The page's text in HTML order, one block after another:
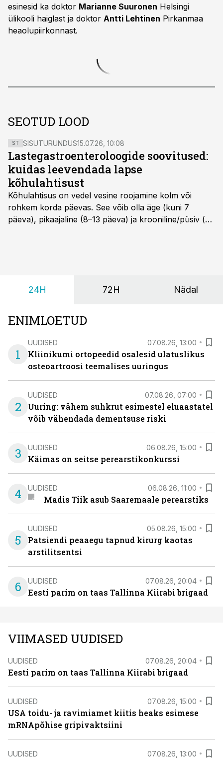
esinesid ka doktor Marianne Suuronen Helsingi
ülikooli haiglast ja doktor Antti Lehtinen Pirkanmaa
heaolupiirkonnast.
SEOTUD LOOD
ST SISUTURUNDUS15.07.26, 10:08
Lastegastroenteroloogide soovitused:
kuidas leevendada lapse
kõhulahtisust
Kõhulahtisus on vedel vesine roojamine kolm või
rohkem korda päevas. See võib olla äge (kuni 7
päeva), pikaajaline (8–13 päeva) ja krooniline/püsiv (>
24H 72H Nädal
ENIMLOETUD
1
UUDISED 07.08.26, 13:00
Kliinikumi ortopeedid osalesid ulatuslikus
osteoartroosi teemalises uuringus
2
UUDISED 07.08.26, 07:00
Uuring: vähem suhkrut esimestel eluaastatel
võib vähendada dementsuse riski
3 UUDISED 06.08.26, 15:00
Käimas on seitse perearstikonkurssi
4 UUDISED 06.08.26, 11:00
Madis Tiik asub Saaremaale perearstiks
5
UUDISED 05.08.26, 15:00
Patsiendi peaaegu tapnud kirurg kaotas
arstilitsentsi
6 UUDISED 07.08.26, 20:04
Eesti parim on taas Tallinna Kiirabi brigaad
VIIMASED UUDISED
UUDISED 07.08.26, 20:04
Eesti parim on taas Tallinna Kiirabi brigaad
UUDISED 07.08.26, 15:00
USA toidu- ja ravimiamet kiitis heaks esimese
mRNApõhise gripivaktsiini
UUDISED 07.08.26, 13:00